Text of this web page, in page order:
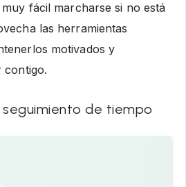
fácil marcharse si no está
las herramientas
motivados y
contigo.
de tiempo